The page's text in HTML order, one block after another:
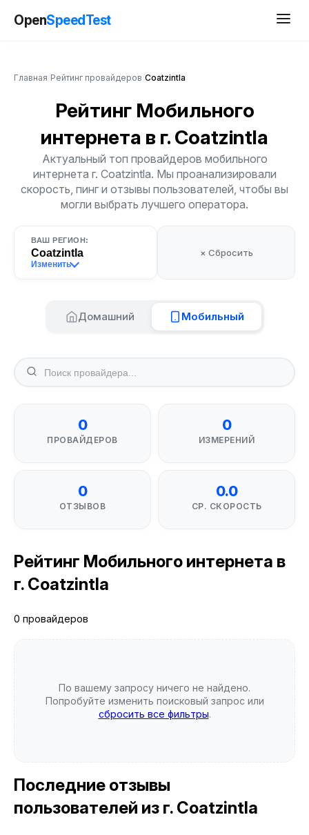
OpenSpeedTest
Главная Рейтинг провайдеров Coatzintla
Рейтинг Мобильного
интернета в г. Coatzintla
Актуальный топ провайдеров мобильного
интернета г. Coatzintla. Мы проанализировали
скорость, пинг и отзывы пользователей, чтобы вы
могли выбрать лучшего оператора.
ВАШ РЕГИОН:
Coatzintla
Изменить
× Сбросить
Домашний Мобильный
0
ПРОВАЙДЕРОВ
0
ИЗМЕРЕНИЙ
0
ОТЗЫВОВ
0.0
СР. СКОРОСТЬ
Рейтинг Мобильного интернета в
г. Coatzintla
0 провайдеров
По вашему запросу ничего не найдено.
Попробуйте изменить поисковый запрос или
сбросить все фильтры.
Последние отзывы
пользователей из г. Coatzintla